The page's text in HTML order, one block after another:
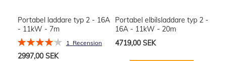
Portabel laddare typ 2 - 16A
- 11kW - 7m
Rating:
1 Recension
2997,00 SEK
Portabel elbilsladdare typ 2 -
16A - 11kW - 20m
4719,00 SEK